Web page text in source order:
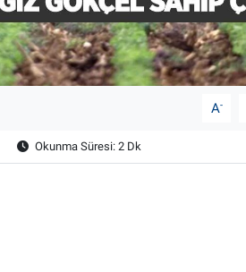
A-
Okunma Süresi: 2 Dk